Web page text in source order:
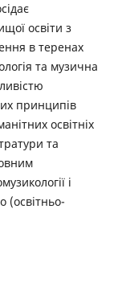
освіти з
в теренах
та музична
принципів
освітніх
та
і
(освітньо-